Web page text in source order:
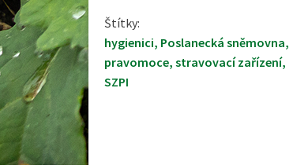
Štítky:
hygienici, Poslanecká sněmovna,
pravomoce, stravovací zařízení,
SZPI